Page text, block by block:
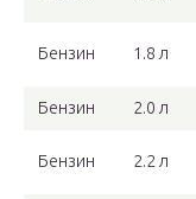
Бензин 1.8 л
Бензин 2.0 л
Бензин 2.2 л